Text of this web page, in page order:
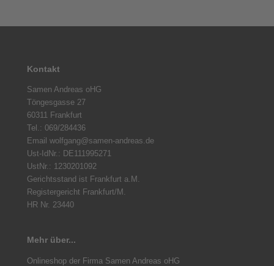
Kontakt
Samen Andreas oHG
Töngesgasse 27
60311 Frankfurt
Tel.: 069/284436
Email wolfgang@samen-andreas.de
Ust-IdNr.: DE111995271
UstNr.: 1230201092
Gerichtsstand ist Frankfurt a.M.
Registergericht Frankfurt/M.
HR Nr. 23440
Mehr über...
Onlineshop der Firma Samen Andreas oHG